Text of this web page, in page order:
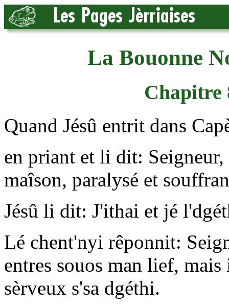
La Bouonne
Chapitre
Quand Jésû entrit dans
en priant et li dit: Seigneur,
maîson, paralysé et
Jésû li dit: J'ithai et jé
Lé chent'nyi rêponnit:
entres souos man lief,
sèrveux s'sa dgéthi.